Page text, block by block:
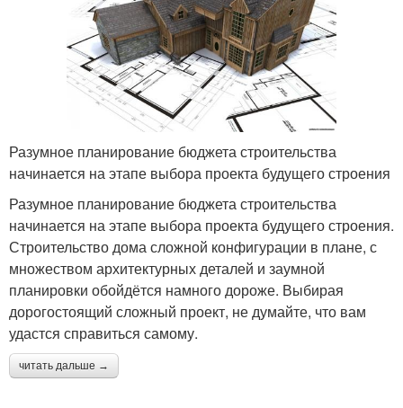
Разумное планирование бюджета строительства
начинается на этапе выбора проекта будущего строения
Разумное планирование бюджета строительства
начинается на этапе выбора проекта будущего строения.
Строительство дома сложной конфигурации в плане, с
множеством архитектурных деталей и заумной
планировки обойдётся намного дороже. Выбирая
дорогостоящий сложный проект, не думайте, что вам
удастся справиться самому.
читать дальше →